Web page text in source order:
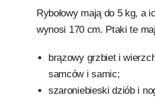
Rybołowy mają do 5 kg, a
wynosi 170 cm. Ptaki te
brązowy grzbiet i
samców i samic;
szaroniebieski dziób i